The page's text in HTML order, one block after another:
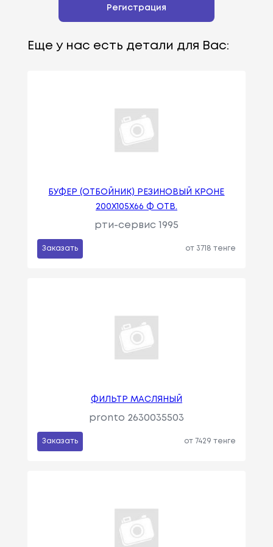
Регистрация
Еще у нас есть детали для Вас:
БУФЕР (ОТБОЙНИК) РЕЗИНОВЫЙ КРОНЕ
200Х105Х66 Ф ОТВ.
рти-сервис 1995
Заказать от 3718 тенге
ФИЛЬТР МАСЛЯНЫЙ
pronto 2630035503
Заказать от 7429 тенге